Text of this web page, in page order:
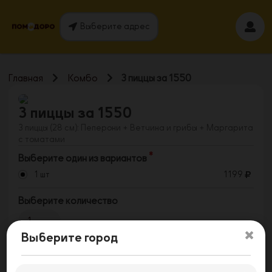
Выберите адрес
Главная Комбо 3 пиццы за 1550
3 пиццы за 1550
Выберите один из вариантов
1 шт 1199
Выберите количество
1
Заказать
Выберите город